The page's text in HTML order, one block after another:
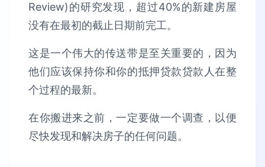
Review)的研究发现，超过40%的新建房屋
没有在最初的截止日期前完工。
这是一个伟大的传送带是至关重要的，因为
他们应该保持你和你的抵押贷款贷款人在整
个过程的最新。
在你搬进来之前，一定要做一个调查，以便
尽快发现和解决房子的任何问题。